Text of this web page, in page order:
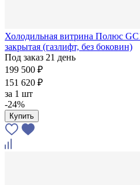
Холодильная витрина Полюс
закрытая (газлифт, без боковин)
Под заказ 21 день
199 500 ₽
151 620 ₽
за 1 шт
-24%
Купить